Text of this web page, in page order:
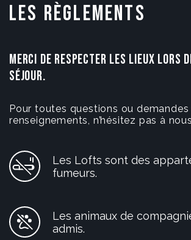
les règlements
MERCI DE RESPECTER LES LIEUX LORS
SÉJOUR.
Pour toutes questions ou demandes
renseignements, n’hésitez pas à
Les Lofts sont des
fumeurs.
Les animaux de
admis.